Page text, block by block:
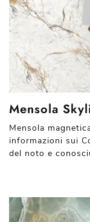
Mensola
Mensola
informazioni sui
del noto e